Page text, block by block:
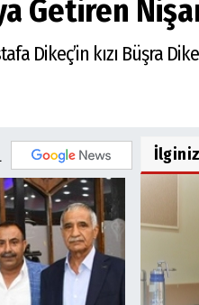
Getiren
Dikeç’in kızı Büşra